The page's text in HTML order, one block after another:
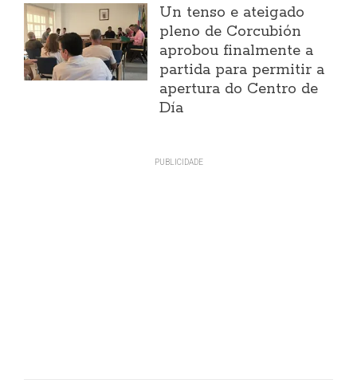
Un tenso e ateigado
pleno de Corcubión
aprobou finalmente a
partida para permitir a
apertura do Centro de
Día